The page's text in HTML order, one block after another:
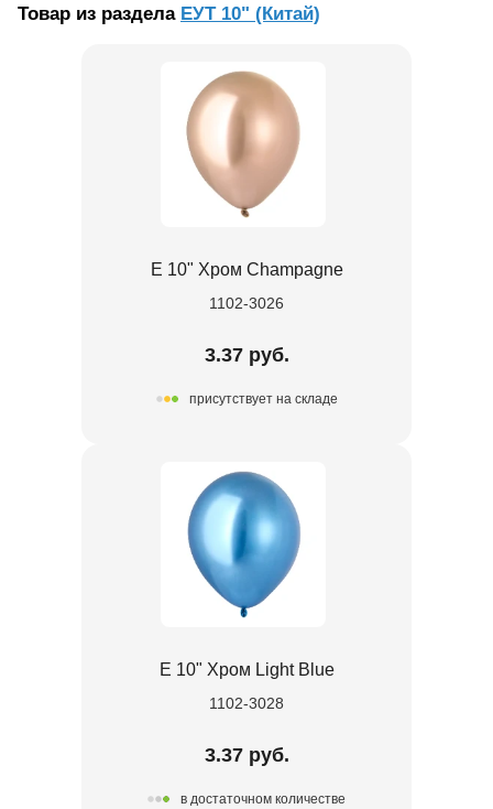
Товар из раздела ЕУТ 10" (Китай)
Е 10" Хром Champagne
1102-3026
3.37 руб.
присутствует на складе
Е 10" Хром Light Blue
1102-3028
3.37 руб.
в достаточном количестве